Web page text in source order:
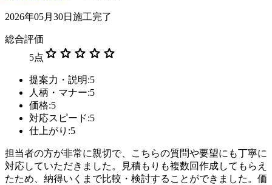
2026年05月30日施工完了
総合評価
5点 star star star star star
提案力・説明:5
人柄・マナー:5
価格:5
対応スピード:5
仕上がり:5
担当者の方が非常に親切で、こちらの質問や要望にも丁寧に
対応していただきました。見積もりも複数回作成してもらえ
たため、納得いくまで比較・検討することができました。価